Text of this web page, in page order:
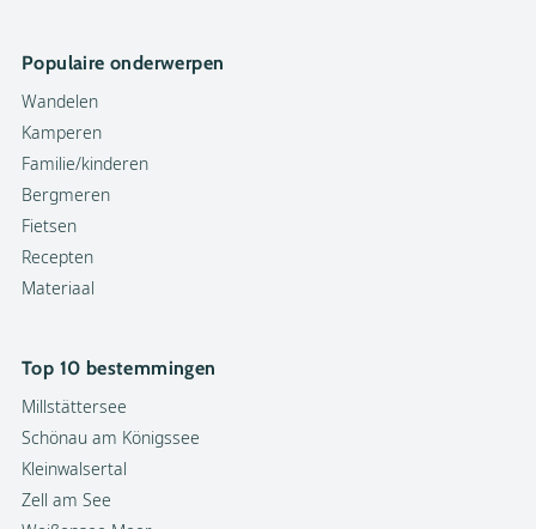
Populaire onderwerpen
Wandelen
Kamperen
Familie/kinderen
Bergmeren
Fietsen
Recepten
Materiaal
Top 10 bestemmingen
Millstättersee
Schönau am Königssee
Kleinwalsertal
Zell am See